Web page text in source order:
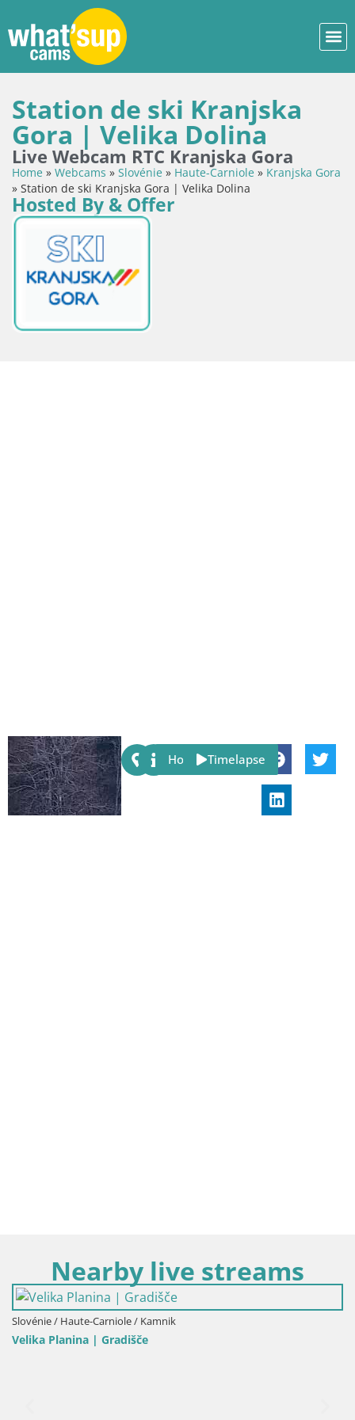
Station de ski Kranjska
Gora | Velika Dolina
Live Webcam RTC Kranjska Gora
Home » Webcams » Slovénie » Haute-Carniole » Kranjska Gora
» Station de ski Kranjska Gora | Velika Dolina
Hosted By & Offer
Share:
Host Timelapse
Nearby live streams